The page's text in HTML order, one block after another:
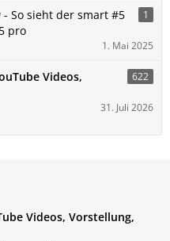
- So sieht der smart #5
pro
1
1. Mai 2025
Videos,
622
31. Juli 2026
Videos, Vorstellung,